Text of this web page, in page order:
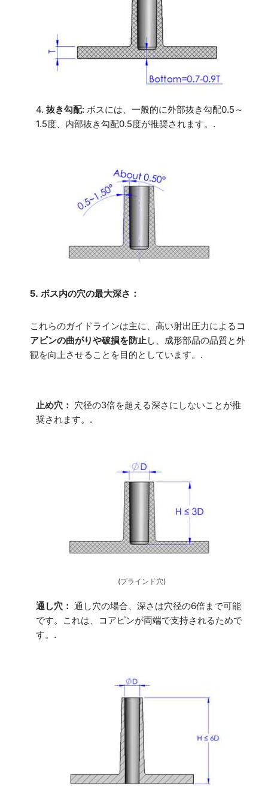
4. 抜き勾配: ボスには、一般的に外部抜き勾配0.5～
1.5度、内部抜き勾配0.5度が推奨されます。.
5. ボス内の穴の最大深さ：
これらのガイドラインは主に、高い射出圧力による コ
アピンの曲がりや破損を防止し、成形部品の品質と外
観を向上させることを目的としています。.
止め穴： 穴径の3倍を超える深さにしないことが推
奨されます。.
(ブラインド穴)
通し穴： 通し穴の場合、深さは穴径の6倍まで可能
です。これは、コアピンが両端で支持されるためで
す。.